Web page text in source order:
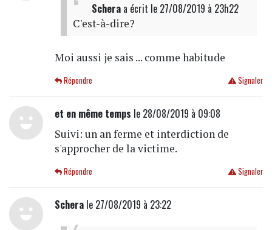
Scheraa écrit le 27/08/2019 à 23h22
C'est-à-dire?
Moi aussi je sais ... comme habitude
Signaler
Répondre
et en même temps le 28/08/2019 à 09:08
Suivi: un an ferme et interdiction de
s'approcher de la victime.
Signaler
Répondre
Scherale 27/08/2019 à 23:22